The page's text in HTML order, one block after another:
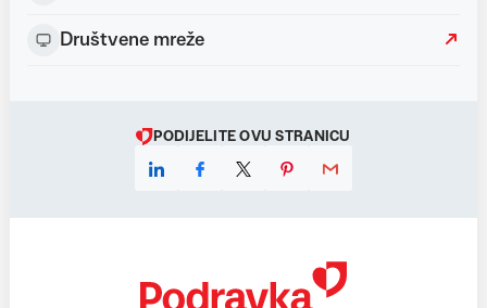
Društvene mreže
PODIJELITE OVU STRANICU